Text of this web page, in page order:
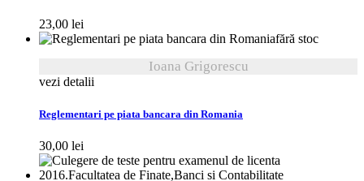
23,00 lei
fără stoc
Ioana Grigorescu
vezi detalii
Reglementari pe piata bancara din Romania
30,00 lei